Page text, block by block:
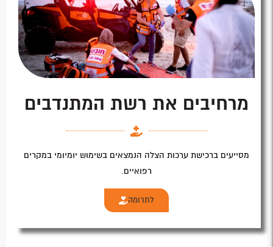
מרחיבים את רשת המתנדבים
מסייעים ברכישת ערכות הצלה הנמצאים בשימוש יומיומי במקרים
רפואיים.
לתרומה